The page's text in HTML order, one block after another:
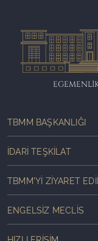
TBMM BAŞKANLIĞI
İDARI TEŞKILAT
TBMM'YI ZIYARET
ENGELSIZ MECLIS